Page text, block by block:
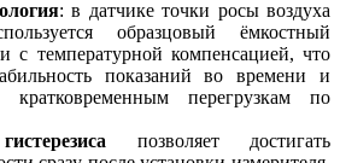
: в датчике точки росы воздуха
образцовый ёмкостный
с температурной компенсацией, что
показаний во времени и
кратковременным перегрузкам по
позволяет достигать